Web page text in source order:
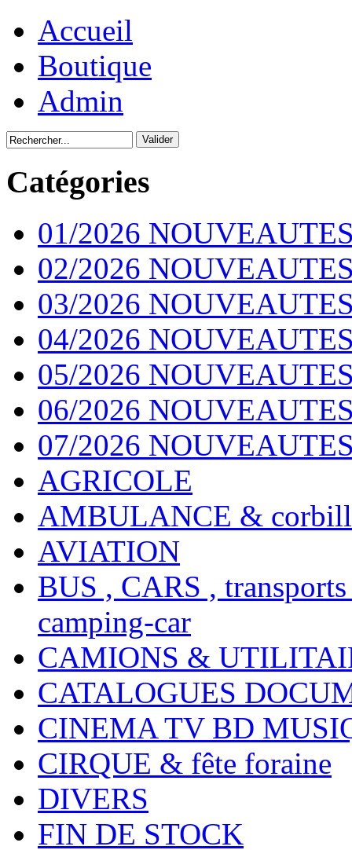
Accueil
Boutique
Admin
Catégories
01/2026
02/2026
03/2026
04/2026
05/2026
06/2026
07/2026
AGRICOLE
AMBULANCE &
AVIATION
BUS , CARS ,
camping-car
CAMIONS &
CATALOGUES
CINEMA TV BD
CIRQUE & fête foraine
DIVERS
FIN DE STOCK